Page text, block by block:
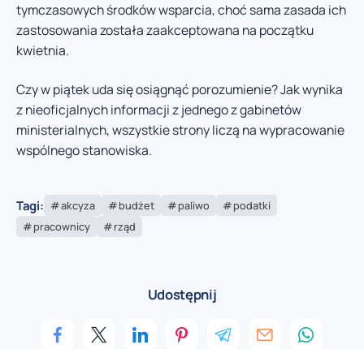
tymczasowych środków wsparcia, choć sama zasada ich
zastosowania została zaakceptowana na początku
kwietnia.
Czy w piątek uda się osiągnąć porozumienie? Jak wynika
z nieoficjalnych informacji z jednego z gabinetów
ministerialnych, wszystkie strony liczą na wypracowanie
wspólnego stanowiska.
Tagi: akcyza budżet paliwo
podatki
pracownicy
rząd
Udostępnij